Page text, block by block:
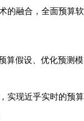
的融合，全面预算软
算假设、优化预测模
实现近乎实时的预算